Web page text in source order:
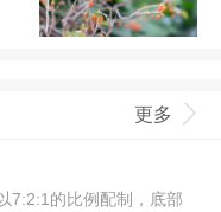
更多
7:2:1的比例配制，底部